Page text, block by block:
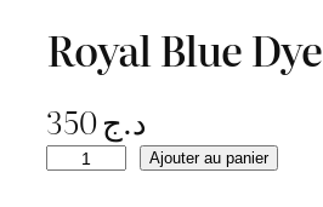
Royal Blue Dye
د.ج350
Ajouter au panier